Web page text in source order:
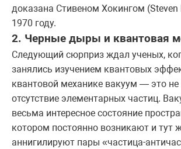
доказана Стивеном Хокингом (Steven
1970 году.
2. Черные дыры и квантовая
Следующий сюрприз ждал ученых,
занялись изучением квантовых
квантовой механике вакуум — это не
отсутствие элементарных частиц.
весьма интересное состояние
котором постоянно возникают и тут
аннигилируют пары «частица-